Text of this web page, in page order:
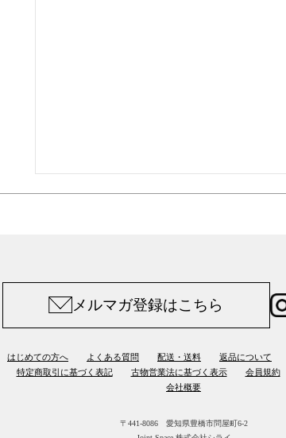
メルマガ登録はこちら
はじめての方へ よくある質問 配送・送料 返品について
特定商取引に基づく表記
古物営業法に基づく表示 会員規約
会社概要
〒441-8086 愛知県豊橋市問屋町6-2